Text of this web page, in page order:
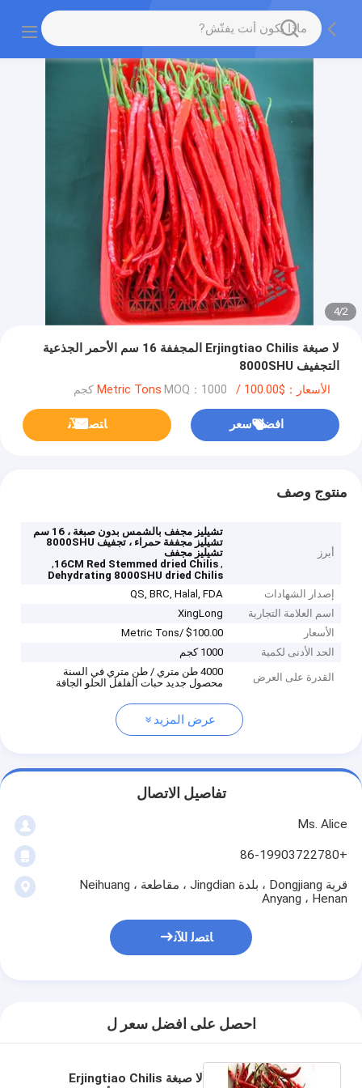
2
/
4
لا صبغة Erjingtiao Chilis المجففة 16 سم الأحمر الجذعية
التجفيف 8000SHU
الأسعار：$100.00 /Metric Tons MOQ：1000 كجم
افضل سعر ﺎﺘﺼﻟ ﺍﻶﻧ
منتوج وصف
أبرز
تشيليز مجفف بالشمس بدون صبغة ، 16 سم
تشيليز مجففة حمراء ، تجفيف 8000SHU
تشيليز مجفف
,
16CM Red Stemmed dried Chilis
,
Dehydrating 8000SHU dried Chilis
إصدار الشهادات
QS, BRC, Halal, FDA
اسم العلامة التجارية
XingLong
الأسعار
$100.00 /Metric Tons
الحد الأدنى لكمية
1000 كجم
القدرة على العرض
4000 طن متري / طن متري في السنة
محصول جديد حبات الفلفل الحلو الجافة
عرض المزيد
تفاصيل الاتصال
Ms. Alice
+86-19903722780
قرية Dongjiang ، بلدة Jingdian ، مقاطعة Neihuang ،
Anyang ، Henan
ﺎﺘﺼﻟ ﺍﻶﻧ
احصل على افضل سعر ل
لا صبغة Erjingtiao Chilis